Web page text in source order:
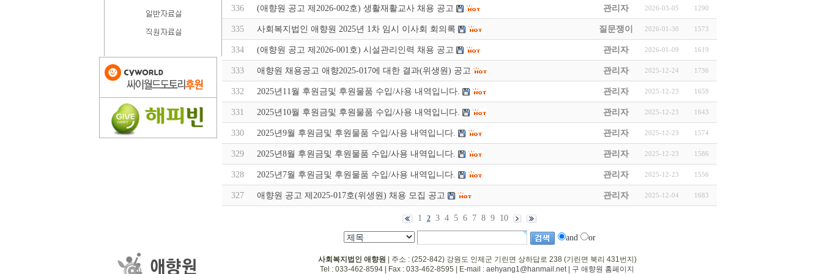
336 (애향원 공고 제2026-002호) 생활재활교사 채용 공고 관리자 2026-03-05 1290
335 사회복지법인 애향원 2025년 1차 임시 이사회 회의록 질문쟁이 2026-01-30 1573
334 (애향원 공고 제2026-001호) 시설관리인력 채용 공고 관리자 2026-01-09 1619
333 애향원 채용공고 애향2025-017에 대한 결과(위생원) 공고 관리자 2025-12-24 1736
332 2025년11월 후원금및 후원물품 수입/사용 내역입니다. 관리자 2025-12-23 1659
331 2025년10월 후원금및 후원물품 수입/사용 내역입니다. 관리자 2025-12-23 1643
330 2025년9월 후원금및 후원물품 수입/사용 내역입니다. 관리자 2025-12-23 1574
329 2025년8월 후원금및 후원물품 수입/사용 내역입니다. 관리자 2025-12-23 1586
328 2025년7월 후원금및 후원물품 수입/사용 내역입니다. 관리자 2025-12-23 1556
327 애향원 공고 제2025-017호(위생원) 채용 모집 공고 관리자 2025-12-04 1683
1 2 3 4 5 6 7 8 9 10
and or
사회복지법인 애향원 | 주소 : (252-842) 강원도 인제군 기린면 상하답로 238 (기린면 북리 431번지)
Tel : 033-462-8594 | Fax : 033-462-8595 | E-mail : aehyang1@hanmail.net| 구 애향원 홈페이지